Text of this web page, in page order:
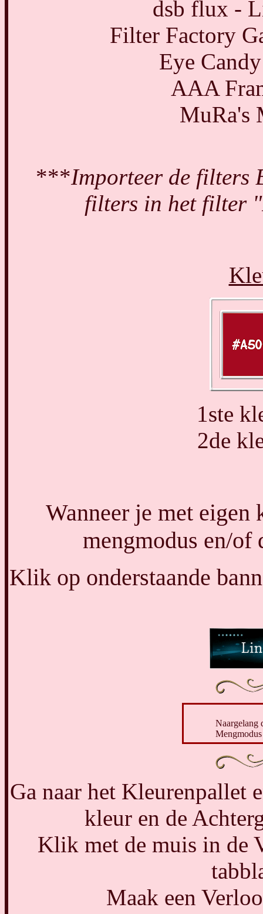
dsb flux -
Filter Factory
Eye
AAA
MuRa's
***Importeer de filters
filters in het filter
1ste
2de
Wanneer je met eigen
mengmodus en/of
Klik op onderstaande
Naargelang
Ga naar het Kleurenpallet
kleur en de
Klik met de muis in de
Maak een